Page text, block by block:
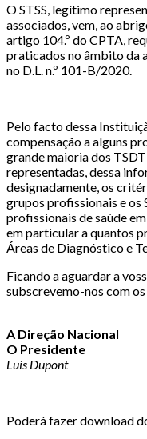
O STSS, legítimo
associados, vem, ao
artigo 104.º do CPTA,
praticados no âmbito da
no D.L. n.º 101-B/2020.
Pelo facto dessa
compensação a alguns
grande maioria dos
representadas, dessa
designadamente, os
grupos profissionais e os
profissionais de saúde
em particular a quantos
Áreas de Diagnóstico e
Ficando a aguardar a
subscrevemo-nos com
A Direção Nacional
O Presidente
Luís Dupont
Poderá fazer download